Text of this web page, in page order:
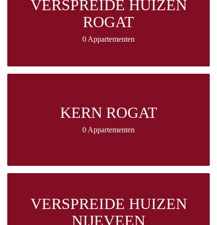
VERSPREIDE HUIZEN
ROGAT
0 Appartementen
KERN ROGAT
0 Appartementen
VERSPREIDE HUIZEN
NIJEVEEN